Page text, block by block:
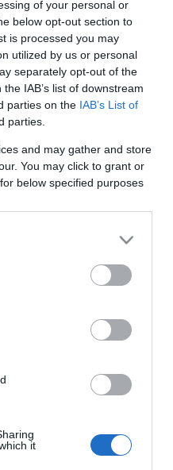
of your personal or
below opt-out section to
is processed you may
utilized by us or personal
separately opt-out of the
IAB’s list of downstream
parties on the IAB’s List of
parties.
and may gather and store
You may click to grant or
below specified purposes
it